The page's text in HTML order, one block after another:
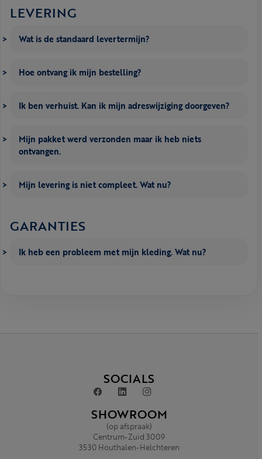
LEVERING
Wat is de standaard levertermijn?
Hoe ontvang ik mijn bestelling?
Ik ben verhuist. Kan ik mijn adreswijziging doorgeven?
Mijn pakket werd verzonden maar ik heb niets
ontvangen.
Mijn levering is niet compleet. Wat nu?
GARANTIES
Ik heb een probleem met mijn kleding. Wat nu?
SOCIALS
SHOWROOM
(op afspraak)
Centrum-Zuid 3009
3530 Houthalen-Helchteren